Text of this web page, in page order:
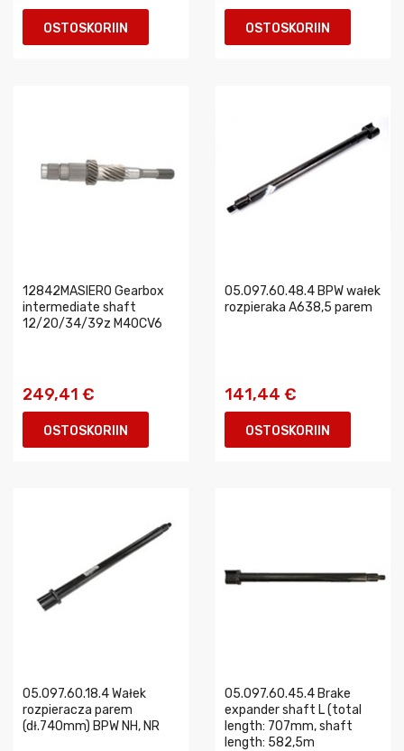
OSTOSKORIIN OSTOSKORIIN
12842MASIERO Gearbox
intermediate shaft
12/20/34/39z M40CV6
249,41 €
OSTOSKORIIN
05.097.60.48.4 BPW wałek
rozpieraka A638,5 parem
141,44 €
OSTOSKORIIN
05.097.60.18.4 Wałek
rozpieracza parem
(dł.740mm) BPW NH, NR
05.097.60.45.4 Brake
expander shaft L (total
length: 707mm, shaft
length: 582,5m